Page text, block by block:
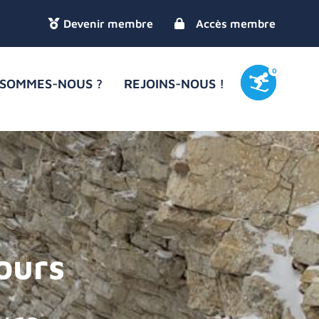
Accès membre
NOUS ? REJOINS-NOUS !
0